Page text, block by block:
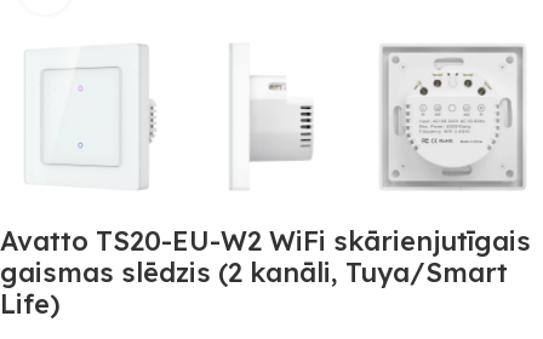
Avatto TS20-EU-W2 WiFi skārienjutīgais
gaismas slēdzis (2 kanāli, Tuya/Smart
Life)